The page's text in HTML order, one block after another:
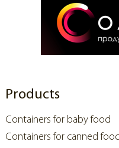
Products
Containers for baby food
Containers for canned